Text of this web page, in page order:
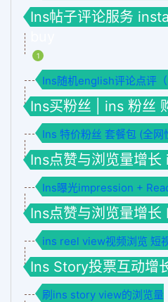
Ins帖子评论服务
1
Ins随机english评论点评（
Ins买粉丝 | ins 粉丝
Ins 特价粉丝 套餐包 (全网
Ins点赞与浏览量增长
Ins曝光impression +
Ins点赞与浏览量增长
ins reel view视频浏览 短
Ins Story投票互动增
刷ins story view的浏览量